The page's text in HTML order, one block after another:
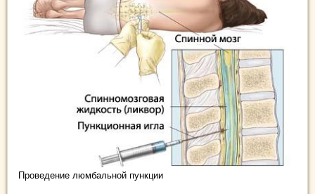
Проведение люмбальной пункции